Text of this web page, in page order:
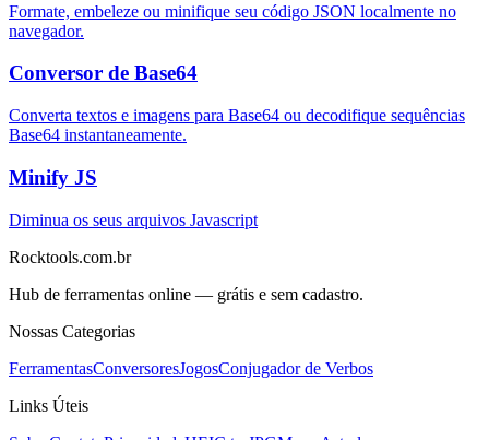
Formate, embeleze ou minifique seu código JSON localmente no
navegador.
Conversor de Base64
Converta textos e imagens para Base64 ou decodifique sequências
Base64 instantaneamente.
Minify JS
Diminua os seus arquivos Javascript
Rocktools.com.br
Hub de ferramentas online — grátis e sem cadastro.
Nossas Categorias
FerramentasConversoresJogosConjugador de Verbos
Links Úteis